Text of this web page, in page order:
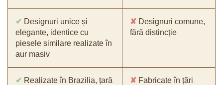
✔ Designuri unice și
elegante, identice cu
piesele similare realizate în
aur masiv
✘ Designuri comune,
fără distincție
✔ Realizate în Brazilia, țară
✘ Fabricate în țări